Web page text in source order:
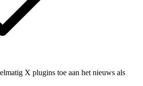
X plugins toe aan het nieuws als